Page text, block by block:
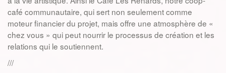
café communautaire, qui sert non seulement comme
moteur financier du projet, mais offre une atmosphère de «
chez vous » qui peut nourrir le processus de création et les
relations qui le soutiennent.
///